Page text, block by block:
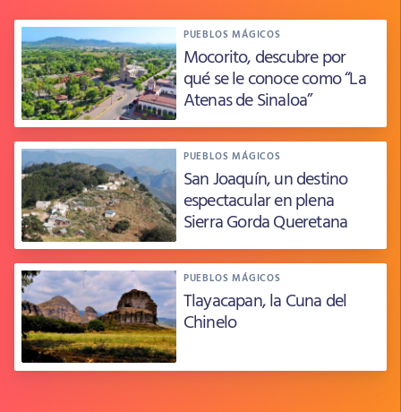
PUEBLOS MÁGICOS
Mocorito, descubre por
qué se le conoce como “La
Atenas de Sinaloa”
PUEBLOS MÁGICOS
San Joaquín, un destino
espectacular en plena
Sierra Gorda Queretana
PUEBLOS MÁGICOS
Tlayacapan, la Cuna del
Chinelo